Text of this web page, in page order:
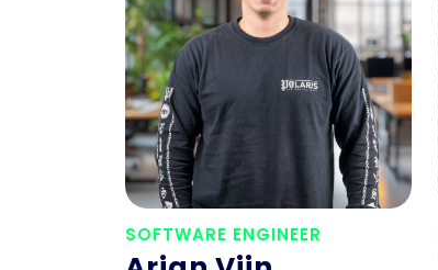
SOFTWARE ENGINEER